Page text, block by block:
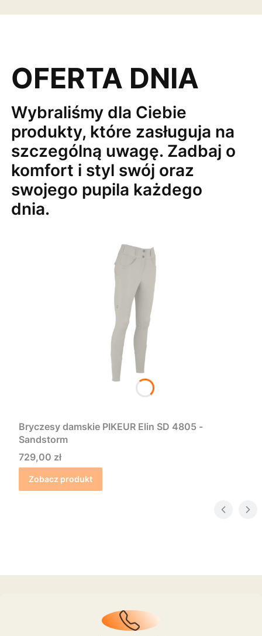
OFERTA DNIA
Wybraliśmy dla Ciebie
produkty, które zasługuja na
szczególną uwagę. Zadbaj o
komfort i styl swój oraz
swojego pupila każdego
dnia.
Bryczesy damskie PIKEUR Elin SD 4805 -
Sandstorm
Cena
729,00 zł
Zobacz produkt